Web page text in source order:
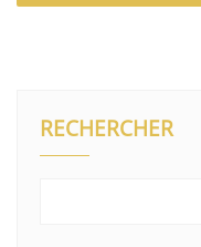
RECHERCHER